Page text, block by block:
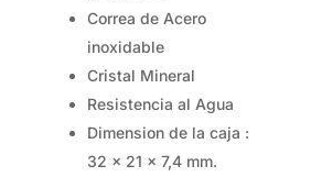
Correa de Acero
inoxidable
Cristal Mineral
Resistencia al Agua
Dimension de la caja :
32 × 21 × 7,4 mm.